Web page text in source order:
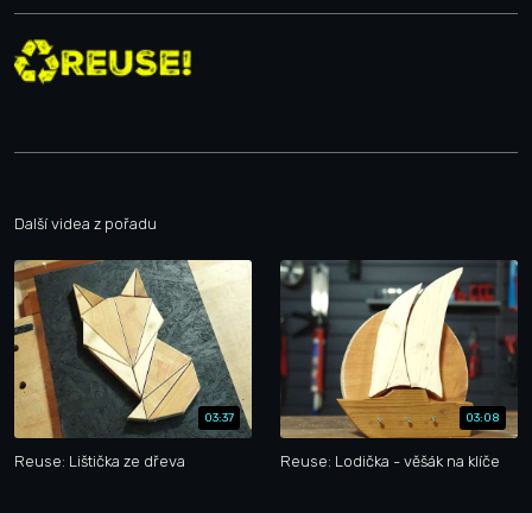
Další videa z pořadu
03:37
Reuse: Lištička ze dřeva
03:08
Reuse: Lodička - věšák na klíče